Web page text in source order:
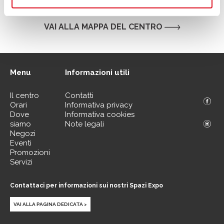
VAI ALLA MAPPA DEL CENTRO
Menu
Il centro
Orari
Dove
siamo
Negozi
Eventi
Promozioni
Servizi
Informazioni utili
Contatti
Informativa privacy
Informativa cookies
Note legali
Contattaci per informazioni sui nostri Spazi Expo
VAI ALLA PAGINA DEDICATA >